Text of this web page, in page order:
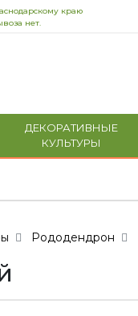
краю
нет.
ДЕКОРАТИВНЫЕ
КУЛЬТУРЫ
Рододендрон